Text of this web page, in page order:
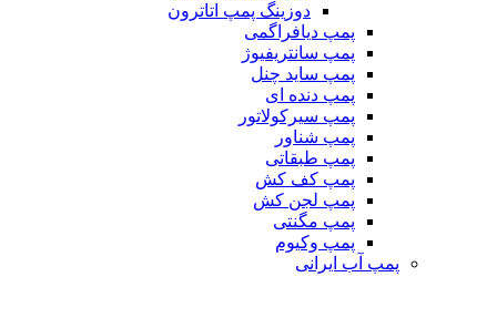
دوزینگ پمپ اتاترون
پمپ دیافراگمی
پمپ سانتریفیوژ
پمپ ساید چنل
پمپ دنده ای
پمپ سیرکولاتور
پمپ شناور
پمپ طبقاتی
پمپ کف کش
پمپ لجن کش
پمپ مگنتی
پمپ وکیوم
پمپ آب ایرانی